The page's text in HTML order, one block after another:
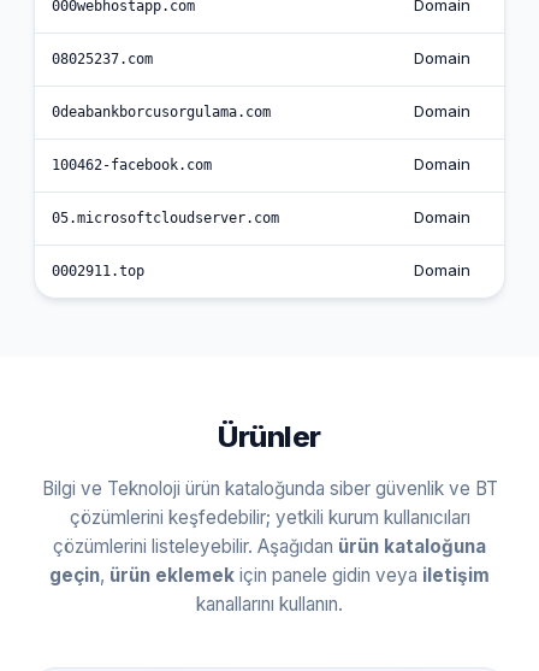
000webhostapp.com Domain
08025237.com Domain
0deabankborcusorgulama.com Domain
100462-facebook.com Domain
05.microsoftcloudserver.com Domain
0002911.top Domain
Ürünler
Bilgi ve Teknoloji ürün kataloğunda siber güvenlik ve BT
çözümlerini keşfedebilir; yetkili kurum kullanıcıları
çözümlerini listeleyebilir. Aşağıdan ürün kataloğuna
geçin, ürün eklemek için panele gidin veya iletişim
kanallarını kullanın.